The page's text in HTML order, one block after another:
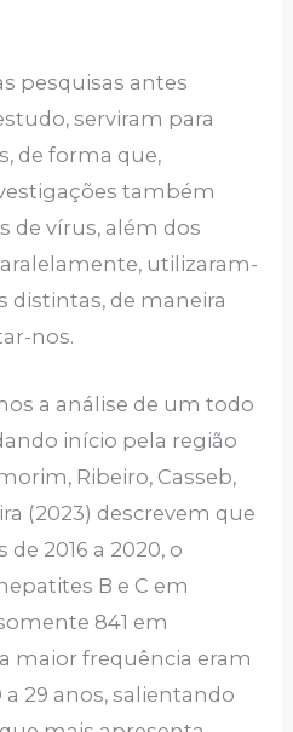
pesquisas antes
serviram para
de forma que,
também
de vírus, além dos
utilizaram-
distintas, de maneira
nos.
a análise de um todo
início pela região
Ribeiro, Casseb,
(2023) descrevem que
2016 a 2020, o
B e C em
841 em
maior frequência eram
29 anos, salientando